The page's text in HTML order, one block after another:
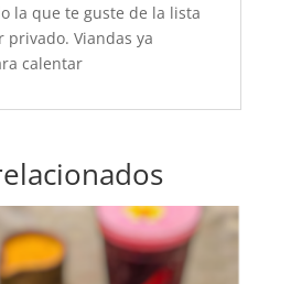
la que te guste de la lista
privado. Viandas ya
calentar